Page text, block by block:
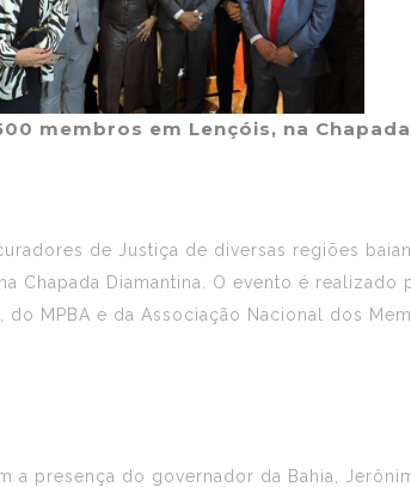
membros em Lençóis, na
de Justiça de diversas regiões
Chapada Diamantina. O evento é
MPBA e da Associação Nacional dos
presença do governador da Bahia,